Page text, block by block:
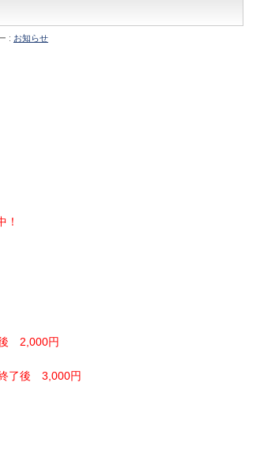
: お知らせ
！
2,000円
了後 3,000円